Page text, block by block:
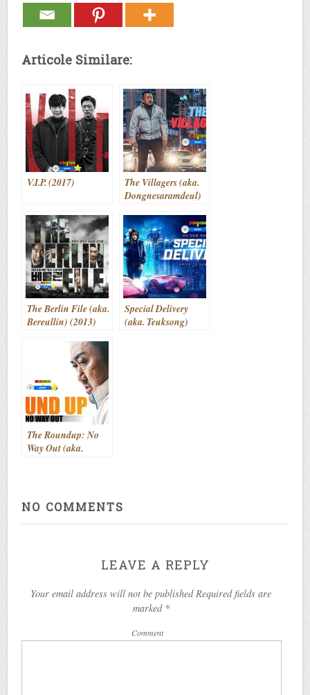
Articole Similare:
V.I.P. (2017)
The Villagers (aka.
Dongnesaramdeul)
The Berlin File (aka.
Bereullin) (2013)
Special Delivery
(aka. Teuksong)
The Roundup: No
Way Out (aka.
NO COMMENTS
LEAVE A REPLY
Your email address will not be published Required fields are
marked *
Comment